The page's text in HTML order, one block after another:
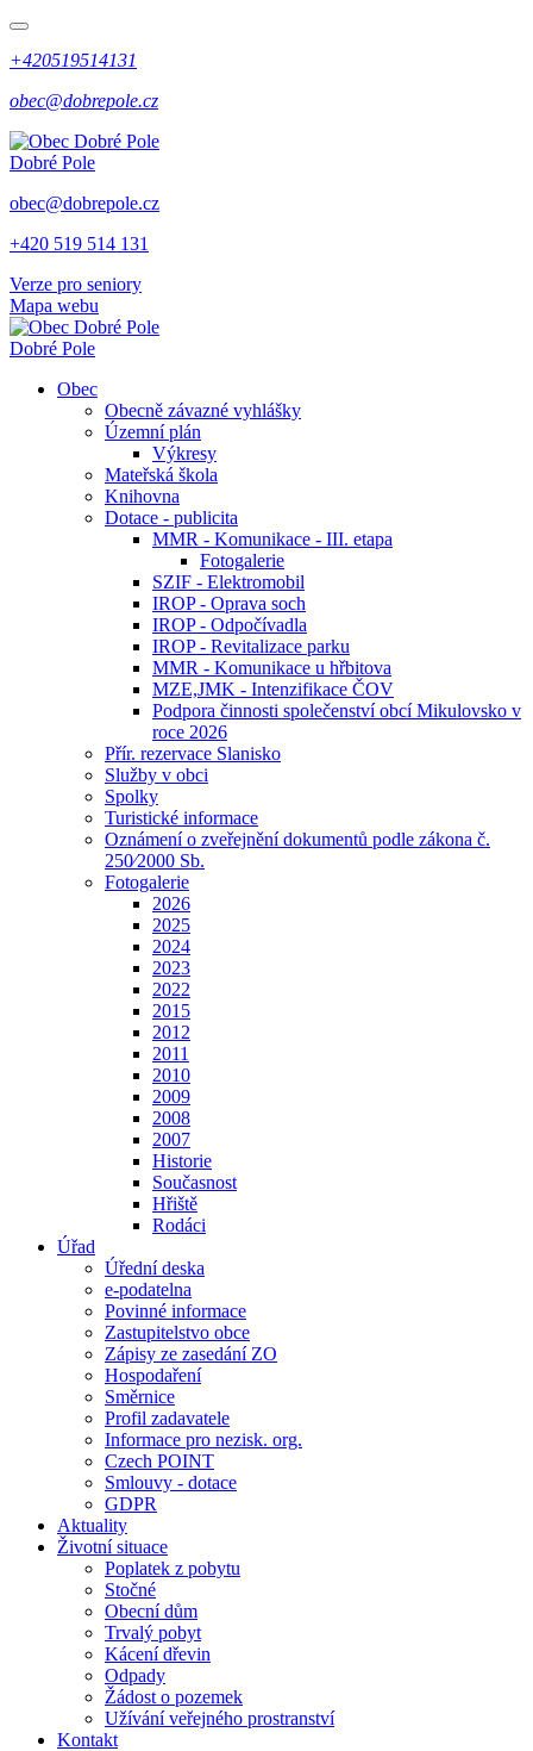
+420519514131
obec@dobrepole.cz
Dobré Pole
obec@dobrepole.cz
+420 519 514 131
Verze pro seniory
Mapa webu
Dobré Pole
Obec
Obecně závazné vyhlášky
Územní plán
Výkresy
Mateřská škola
Knihovna
Dotace - publicita
MMR - Komunikace - III. etapa
Fotogalerie
SZIF - Elektromobil
IROP - Oprava soch
IROP - Odpočívadla
IROP - Revitalizace parku
MMR - Komunikace u hřbitova
MZE,JMK - Intenzifikace ČOV
Podpora činnosti společenství obcí Mikulovsko v
roce 2026
Přír. rezervace Slanisko
Služby v obci
Spolky
Turistické informace
Oznámení o zveřejnění dokumentů podle zákona č.
250⁄2000 Sb.
Fotogalerie
2026
2025
2024
2023
2022
2015
2012
2011
2010
2009
2008
2007
Historie
Současnost
Hřiště
Rodáci
Úřad
Úřední deska
e-podatelna
Povinné informace
Zastupitelstvo obce
Zápisy ze zasedání ZO
Hospodaření
Směrnice
Profil zadavatele
Informace pro nezisk. org.
Czech POINT
Smlouvy - dotace
GDPR
Aktuality
Životní situace
Poplatek z pobytu
Stočné
Obecní dům
Trvalý pobyt
Kácení dřevin
Odpady
Žádost o pozemek
Užívání veřejného prostranství
Kontakt